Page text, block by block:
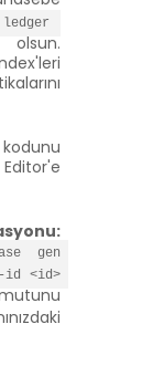
ledger
gen
id <id>